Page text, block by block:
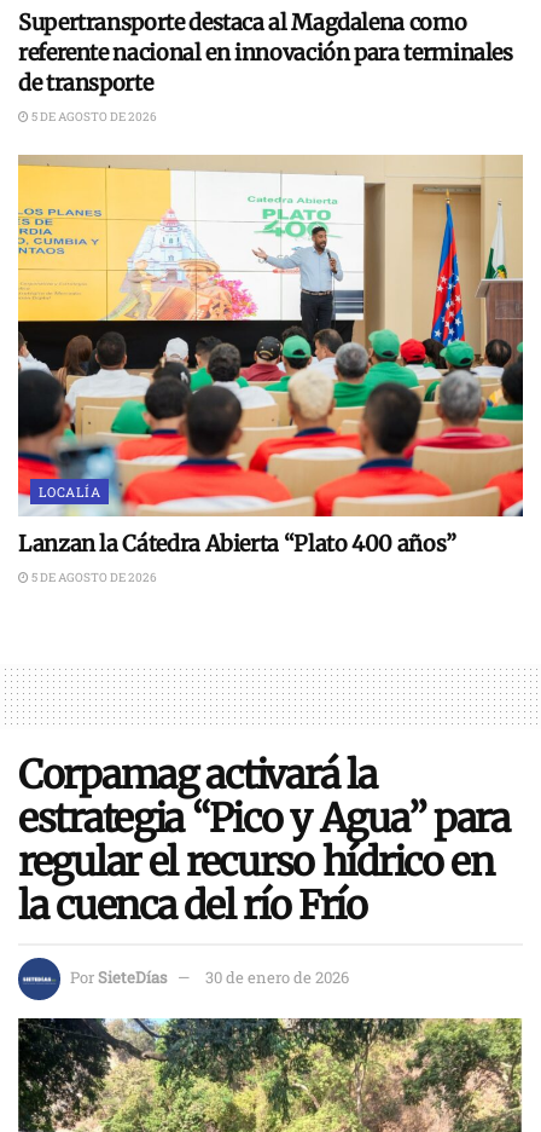
Supertransporte destaca al Magdalena como
referente nacional en innovación para terminales
de transporte
5 DE AGOSTO DE 2026
LOCALÍA
Lanzan la Cátedra Abierta “Plato 400 años”
5 DE AGOSTO DE 2026
Corpamag activará la
estrategia “Pico y Agua” para
regular el recurso hídrico en
la cuenca del río Frío
PorSieteDías 30 de enero de 2026